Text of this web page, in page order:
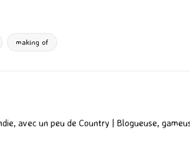
making of
avec un peu de Country | Blogueuse,